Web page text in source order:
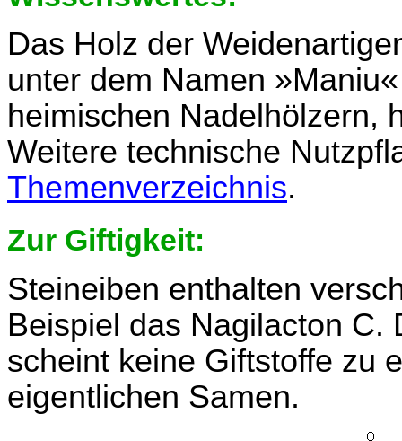
Das Holz der
unter dem Namen
heimischen Nadelhölzern,
Weitere technische
Themenverzeichnis.
Zur Giftigkeit:
Steineiben enthalten
Beispiel das Nagilacton C.
scheint keine Giftstoffe zu
eigentlichen Samen.